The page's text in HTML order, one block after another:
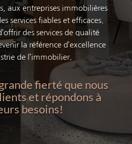
aux entreprises immobilières
services fiables et efficaces.
des services de qualité
la référence d’excellence
de l’immobilier.
fierté que nous
et répondons à
besoins!